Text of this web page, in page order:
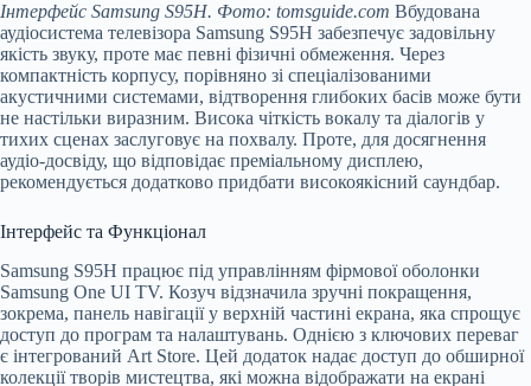
Інтерфейс Samsung S95H. Фото: tomsguide.com Вбудована
аудіосистема телевізора Samsung S95H забезпечує задовільну
якість звуку, проте має певні фізичні обмеження. Через
компактність корпусу, порівняно зі спеціалізованими
акустичними системами, відтворення глибоких басів може бути
не настільки виразним. Висока чіткість вокалу та діалогів у
тихих сценах заслуговує на похвалу. Проте, для досягнення
аудіо-досвіду, що відповідає преміальному дисплею,
рекомендується додатково придбати високоякісний саундбар.
Інтерфейс та Функціонал
Samsung S95H працює під управлінням фірмової оболонки
Samsung One UI TV. Козуч відзначила зручні покращення,
зокрема, панель навігації у верхній частині екрана, яка спрощує
доступ до програм та налаштувань. Однією з ключових переваг
є інтегрований Art Store. Цей додаток надає доступ до обширної
колекції творів мистецтва, які можна відображати на екрані